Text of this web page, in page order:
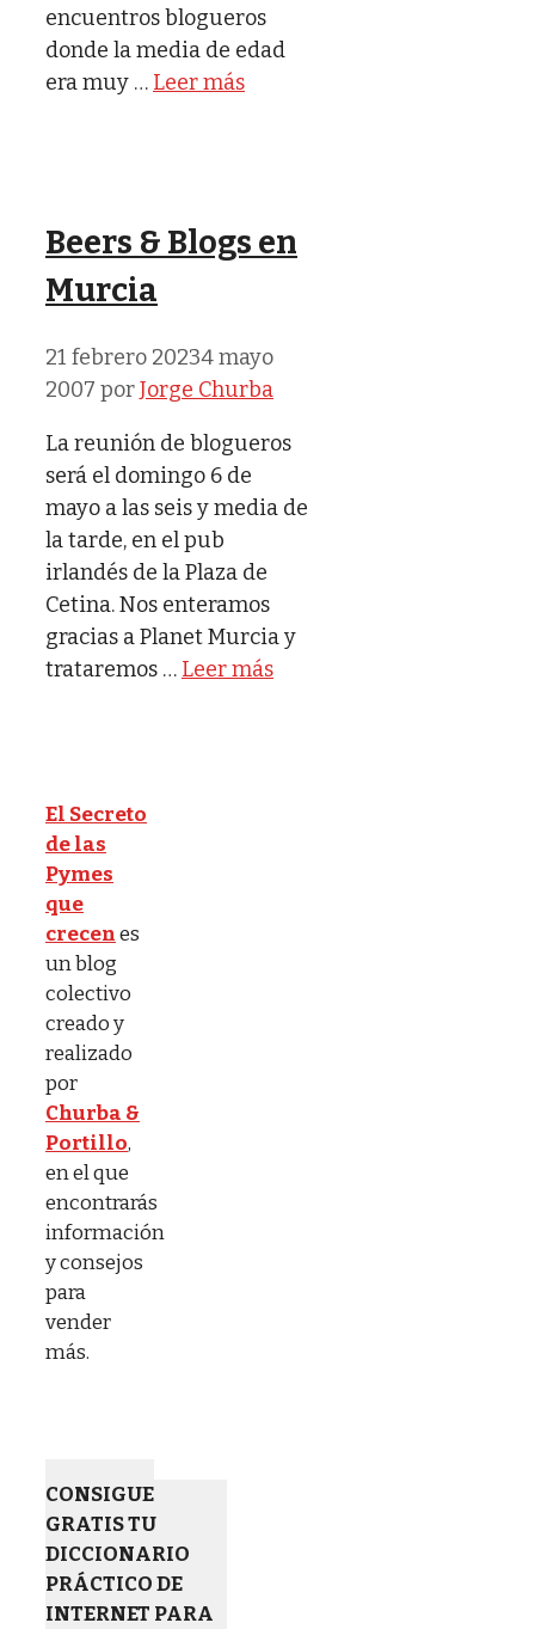
encuentros blogueros
donde la media de edad
era muy … Leer más
Beers & Blogs en
Murcia
21 febrero 20234 mayo
2007 porJorge Churba
La reunión de blogueros
será el domingo 6 de
mayo a las seis y media de
la tarde, en el pub
irlandés de la Plaza de
Cetina. Nos enteramos
gracias a Planet Murcia y
trataremos … Leer más
El Secreto
de las
Pymes
que
crecenes
un blog
colectivo
creado y
realizado
por
Churba &
Portillo,
en el que
encontrarás
información
y consejos
para
vender
más.
CONSIGUE
GRATIS TU
DICCIONARIO
PRÁCTICO DE
INTERNET PARA